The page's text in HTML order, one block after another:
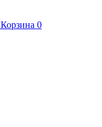
Корзина 0